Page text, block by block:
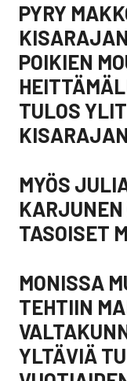
PYRY
POIKIEN
TULOS
MYÖS
KARJUNEN
TASOISET
MONISSA
TEHTIIN
YLTÄVIÄ